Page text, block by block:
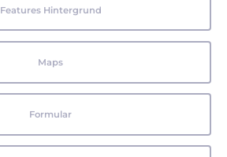
Features Hintergrund
Maps
Formular